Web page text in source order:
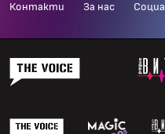
Контакти За нас